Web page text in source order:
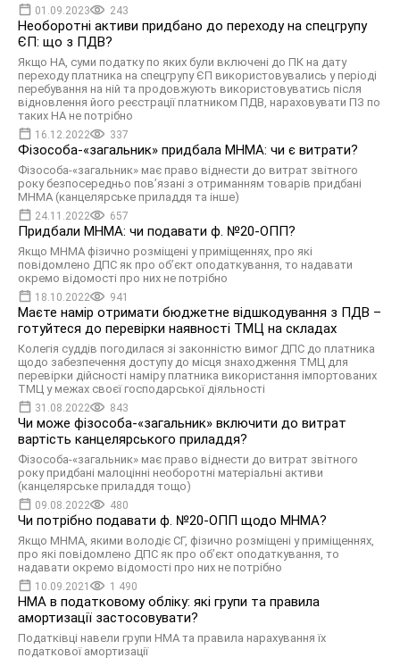
01.09.2023 243
Необоротні активи придбано до переходу на спецгрупу
ЄП: що з ПДВ?
Якщо НА, суми податку по яких були включені до ПК на дату
переходу платника на спецгрупу ЄП використовувались у періоді
перебування на ній та продовжують використовуватись після
відновлення його реєстрації платником ПДВ, нараховувати ПЗ по
таких НА не потрібно
16.12.2022 337
Фізособа-«загальник» придбала МНМА: чи є витрати?
Фізособа-«загальник» має право віднести до витрат звітного
року безпосередньо пов’язані з отриманням товарів придбані
МНМА (канцелярське приладдя та інше)
24.11.2022 657
Придбали МНМА: чи подавати ф. №20-ОПП?
Якщо МНМА фізично розміщені у приміщеннях, про які
повідомлено ДПС як про об’єкт оподаткування, то надавати
окремо відомості про них не потрібно
18.10.2022 941
Маєте намір отримати бюджетне відшкодування з ПДВ –
готуйтеся до перевірки наявності ТМЦ на складах
Колегія суддів погодилася зі законністю вимог ДПС до платника
щодо забезпечення доступу до місця знаходження ТМЦ для
перевірки дійсності наміру платника використання імпортованих
ТМЦ у межах своєї господарської діяльності
31.08.2022 843
Чи може фізособа-«загальник» включити до витрат
вартість канцелярського приладдя?
Фізособа-«загальник» має право віднести до витрат звітного
року придбані малоцінні необоротні матеріальні активи
(канцелярське приладдя тощо)
09.08.2022 480
Чи потрібно подавати ф. №20-ОПП щодо МНМА?
Якщо МНМА, якими володіє СГ, фізично розміщені у приміщеннях,
про які повідомлено ДПС як про об’єкт оподаткування, то
надавати окремо відомості про них не потрібно
10.09.2021 1 490
НМА в податковому обліку: які групи та правила
амортизації застосовувати?
Податківці навели групи НМА та правила нарахування їх
податкової амортизації